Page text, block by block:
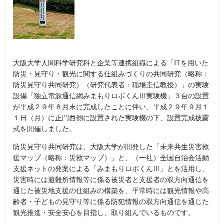
大阪大学人間科学研究科と企業等連携組織による「ITを用いた
防災・見守り・観光に関する仕組みづくりの共同研究（略称：
防災見守り共同研究）（研究代表者：稲場圭信教授）」の実験
設備「独立電源通信網みまもりロボくんⅢ実験機」３台の設置
が平成２９年８月末に完成したことに伴い、平成２９年９月１
１日（月）に正門西側に設置された実験機の下、設置完成披露
式を開催しました。
防災見守り共同研究は、大阪大学が開発した「未来共生災害救
援マップ（略称：災救マップ）」と、（一社）全国自治会活動
支援ネットの発案による「みまもりロボくんⅢ」とを活用し、
災害時には避難所情報等に係る被災者と支援者の双方向通信を
通じた被災地支援の仕組みの構築を、平常時には観光情報や高
齢者・子どもの見守り等に係る防犯情報の双方向通信を通じた
観光推進・安全安心を目指し、取り組んでいるものです。